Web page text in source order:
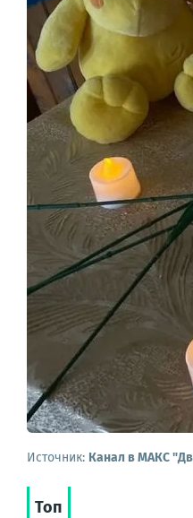
Источник: Канал в МАКС
Топ